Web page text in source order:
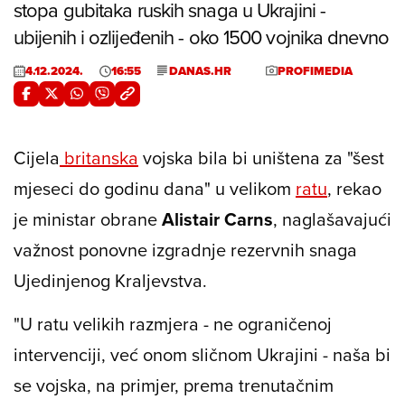
stopa gubitaka ruskih snaga u Ukrajini -
ubijenih i ozlijeđenih - oko 1500 vojnika dnevno
4.12.2024. 16:55 DANAS.HR PROFIMEDIA
Cijela britanska vojska bila bi uništena za "šest
mjeseci do godinu dana" u velikom ratu, rekao
je ministar obraneAlistair Carns, naglašavajući
važnost ponovne izgradnje rezervnih snaga
Ujedinjenog Kraljevstva.
"U ratu velikih razmjera - ne ograničenoj
intervenciji, već onom sličnom Ukrajini - naša bi
se vojska, na primjer, prema trenutačnim